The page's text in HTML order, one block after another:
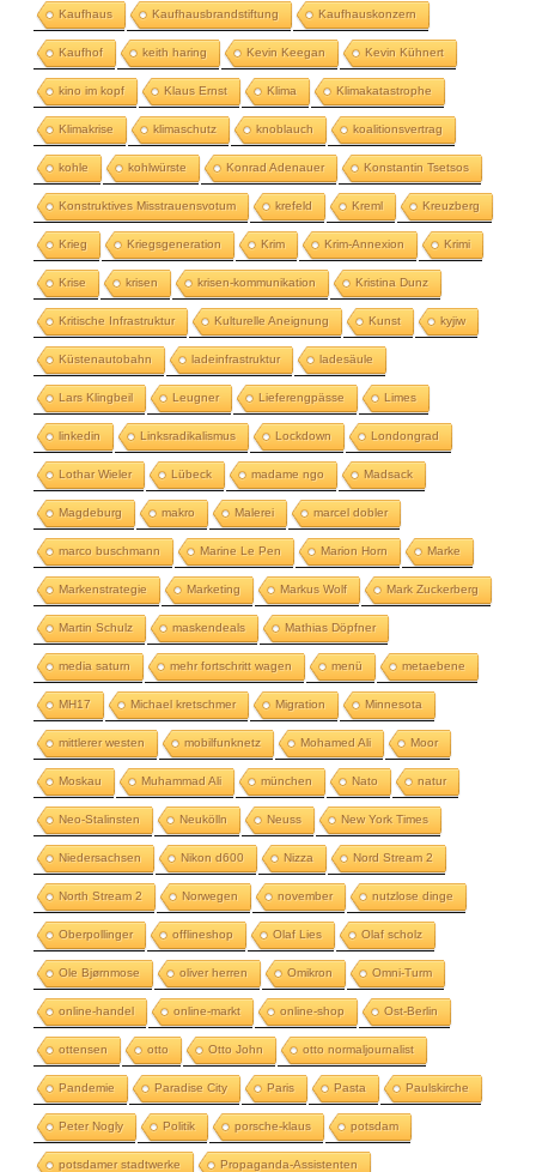
Kaufhaus Kaufhausbrandstiftung Kaufhauskonzern
Kaufhof keith haring Kevin Keegan Kevin Kühnert
kino im kopf Klaus Ernst Klima Klimakatastrophe
Klimakrise klimaschutz knoblauch koalitionsvertrag
kohle kohlwürste Konrad Adenauer Konstantin Tsetsos
Konstruktives Misstrauensvotum krefeld Kreml Kreuzberg
Krieg Kriegsgeneration Krim Krim-Annexion Krimi
Krise krisen krisen-kommunikation Kristina Dunz
Kritische Infrastruktur Kulturelle Aneignung Kunst kyjiw
Küstenautobahn ladeinfrastruktur ladesäule
Lars Klingbeil Leugner Lieferengpässe Limes
linkedin Linksradikalismus Lockdown Londongrad
Lothar Wieler Lübeck madame ngo Madsack
Magdeburg makro Malerei marcel dobler
marco buschmann Marine Le Pen Marion Horn Marke
Markenstrategie Marketing Markus Wolf Mark Zuckerberg
Martin Schulz maskendeals Mathias Döpfner
media saturn mehr fortschritt wagen menü metaebene
MH17 Michael kretschmer Migration Minnesota
mittlerer westen mobilfunknetz Mohamed Ali Moor
Moskau Muhammad Ali münchen Nato natur
Neo-Stalinsten Neukölln Neuss New York Times
Niedersachsen Nikon d600 Nizza Nord Stream 2
North Stream 2 Norwegen november nutzlose dinge
Oberpollinger offlineshop Olaf Lies Olaf scholz
Ole Bjørnmose oliver herren Omikron Omni-Turm
online-handel online-markt online-shop Ost-Berlin
ottensen otto Otto John otto normaljournalist
Pandemie Paradise City Paris Pasta Paulskirche
Peter Nogly Politik porsche-klaus potsdam
potsdamer stadtwerke Propaganda-Assistenten